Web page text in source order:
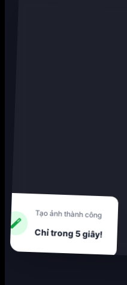
Tạo ảnh thành công
Chỉ trong 5 giây!